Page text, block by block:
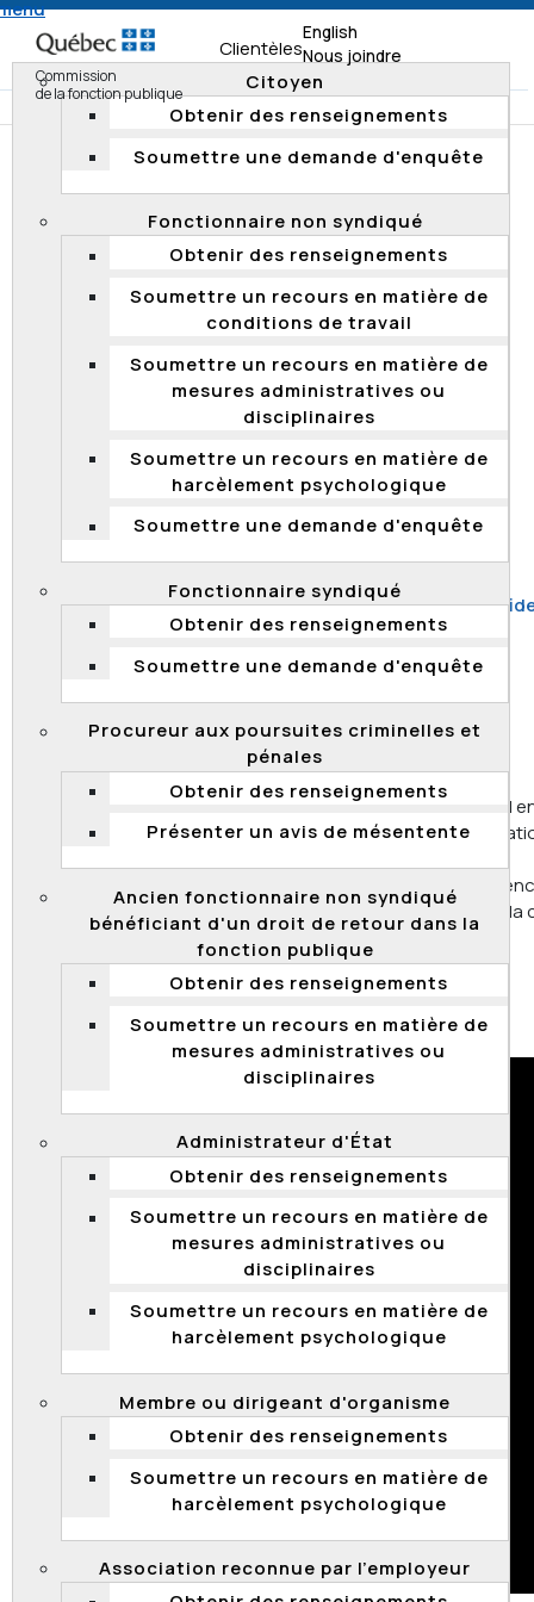
Commission
de la fonction publique
English
Nous joindre
Clientèles
Citoyen
Obtenir des renseignements
Soumettre une demande d'enquête
Fonctionnaire non syndiqué
Obtenir des renseignements
Soumettre un recours en matière de
conditions de travail
Soumettre un recours en matière de
mesures administratives ou
disciplinaires
Soumettre un recours en matière de
harcèlement psychologique
Soumettre une demande d'enquête
Fonctionnaire syndiqué
Obtenir des renseignements
Soumettre une demande d'enquête
Procureur aux poursuites criminelles et
pénales
Obtenir des renseignements
Présenter un avis de mésentente
Ancien fonctionnaire non syndiqué
bénéficiant d'un droit de retour dans la
fonction publique
Obtenir des renseignements
Soumettre un recours en matière de
mesures administratives ou
disciplinaires
Administrateur d'État
Obtenir des renseignements
Soumettre un recours en matière de
mesures administratives ou
disciplinaires
Soumettre un recours en matière de
harcèlement psychologique
Membre ou dirigeant d'organisme
Obtenir des renseignements
Soumettre un recours en matière de
harcèlement psychologique
Association reconnue par l’employeur
Accueil
Tribunal administratif
Modes de règlement
Audience
Qu’est-ce qu’une audience?
Est-ce que vous devez assister à l’audience?
Faut-il être représenté?
Comment se préparer?
Y a-t-il une étape préalable à l’audience?
Comment se déroule l’audience?
Comment se comporter à l’audience?
Y a-t-il des frais?
Est-ce que les renseignements fournis sont
Quelle est la durée d’une audience?
Qui est présent à l’audience?
Que faire si vous changez d’idée?
Qu’est-ce qu’une audience?
L’audience est une séance au cours de laquelle le tribunal
preuve présentée par les parties ainsi que leur
visioaudience. Pour connaître le déroulement d’une
devant la Commission de la fonction publique, visionnez la